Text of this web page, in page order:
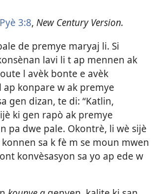
3:8, New Century Version.
de premye maryaj li. Si
lavi li t ap mennen ak
l avèk bonte e avèk
ap konpare w ak premye
gen dizan, te di: “Katlin,
ki gen rapò ak premye
pa dwe pale. Okontrè, li wè sijè
sa k fè m se moun mwen
konvèsasyon sa yo ap ede w